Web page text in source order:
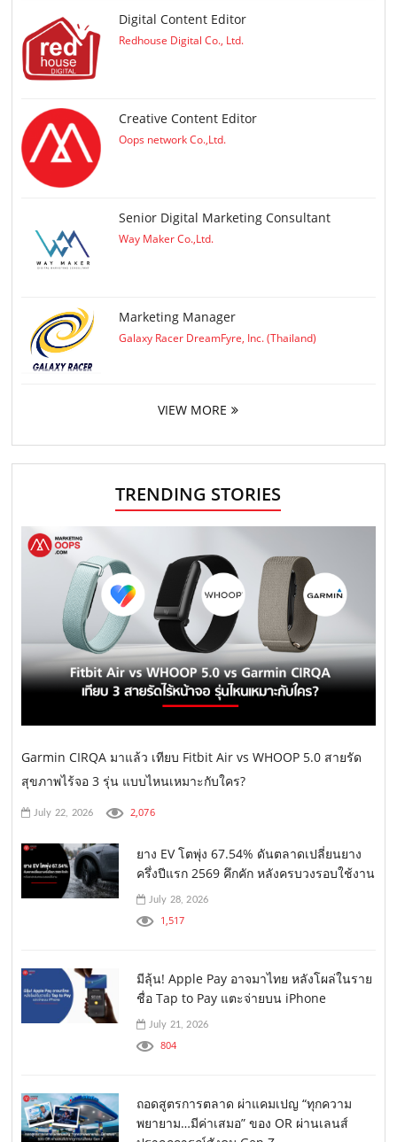
Digital Content Editor
Redhouse Digital Co., Ltd.
Creative Content Editor
Oops network Co.,Ltd.
Senior Digital Marketing Consultant
Way Maker Co.,Ltd.
Marketing Manager
Galaxy Racer DreamFyre, Inc. (Thailand)
VIEW MORE
TRENDING STORIES
Garmin CIRQA มาแล้ว เทียบ Fitbit Air vs WHOOP 5.0 สายรัด
สุขภาพไร้จอ 3 รุ่น แบบไหนเหมาะกับใคร?
July 22, 2026 2,076
ยาง EV โตพุ่ง 67.54% ดันตลาดเปลี่ยนยาง
ครึ่งปีแรก 2569 คึกคัก หลังครบวงรอบใช้งาน
July 28, 2026
1,517
มีลุ้น! Apple Pay อาจมาไทย หลังโผล่ในราย
ชื่อ Tap to Pay แตะจ่ายบน iPhone
July 21, 2026
804
ถอดสูตรการตลาด ผ่าแคมเปญ “ทุกความ
พยายาม…มีค่าเสมอ” ของ OR ผ่านเลนส์